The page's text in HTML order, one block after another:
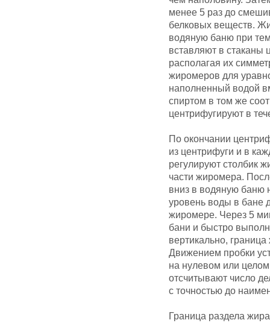
менее 5 раз до
белковых веществ.
водяную баню при
вставляют в стаканы
располагая их
жиромеров для
наполненный водой
спиртом в том же
центрифугируют в
По окончании
из центрифуги и в
регулируют столбик
части жиромера.
вниз в водяную баню
уровень воды в бане
жиромере. Через 5
бани и быстро
вертикально,
Движением пробки
на нулевом или
отсчитывают число
с точностью до
Граница раздела